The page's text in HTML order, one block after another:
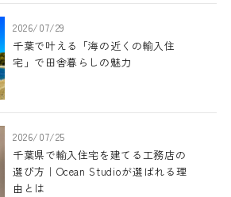
2026/07/29
千葉で叶える「海の近くの輸入住
宅」で田舎暮らしの魅力
2026/07/25
千葉県で輸入住宅を建てる工務店の
選び方｜Ocean Studioが選ばれる理
由とは